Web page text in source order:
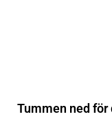
Tummen ned